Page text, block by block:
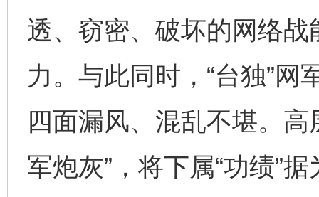
透、窃密、破坏的网络
力。与此同时，“台独”
四面漏风、混乱不堪。
军炮灰”，将下属“功绩”